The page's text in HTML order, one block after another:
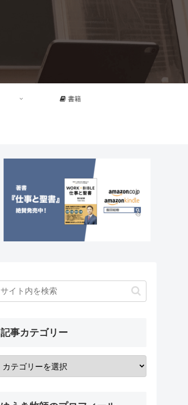
書籍
記事カテゴリー